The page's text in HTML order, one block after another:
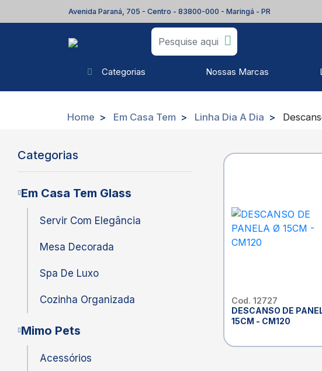
Avenida Paraná, 705 - Centro - 83800-000 - Maringá - PR
Categorias Nossas Marcas
Home Em Casa Tem Linha Dia A Dia
Categorias
Em Casa Tem Glass
Servir Com Elegância
Mesa Decorada
Spa De Luxo
Cozinha Organizada
Mimo Pets
Acessórios
Cod. 12727
DESCANSO DE
15CM - CM120